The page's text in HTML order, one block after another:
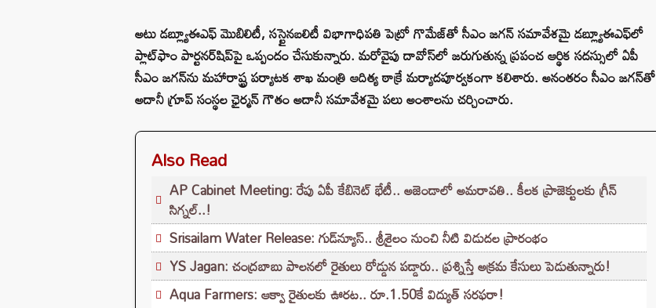
అటు డబ్ల్యూఈఎఫ్ మొబిలిటీ, సస్టైనబలిటీ విభాగాధిపతి పెట్రో గొమేజ్‌తో సీఎం జగన్ సమావేశమై డబ్ల్యూఈఎఫ్‌లో
ప్లాట్‌ఫాం పార్టనర్‌షిప్‌పై ఒప్పందం చేసుకున్నారు. మరోవైపు దావోస్‌లో జరుగుతున్న ప్రపంచ ఆర్థిక సదస్సులో ఏపీ
సీఎం జగన్‌ను మహారాష్ట్ర పర్యాటక శాఖ మంత్రి ఆదిత్య ఠాక్రే మర్యాదపూర్వకంగా కలిశారు. అనంతరం సీఎం జగన్‌తో
అదానీ గ్రూప్‌ సంస్థల ఛైర్మన్‌ గౌతం అదానీ సమావేశమై పలు అంశాలను చర్చించారు.
Also Read
AP Cabinet Meeting: రేపు ఏపీ కేబినెట్ భేటీ.. అజెండాలో అమరావతి.. కీలక ప్రాజెక్టులకు గ్రీన్
సిగ్నల్..!
Srisailam Water Release: గుడ్‌న్యూస్‌.. శ్రీశైలం నుంచి నీటి విడుదల ప్రారంభం
YS Jagan: చంద్రబాబు పాలనలో రైతులు రోడ్డున పడ్డారు.. ప్రశ్నిస్తే అక్రమ కేసులు పెడుతున్నారు!
Aqua Farmers: ఆక్వా రైతులకు ఊరట.. రూ.1.50కే విద్యుత్‌ సరఫరా!